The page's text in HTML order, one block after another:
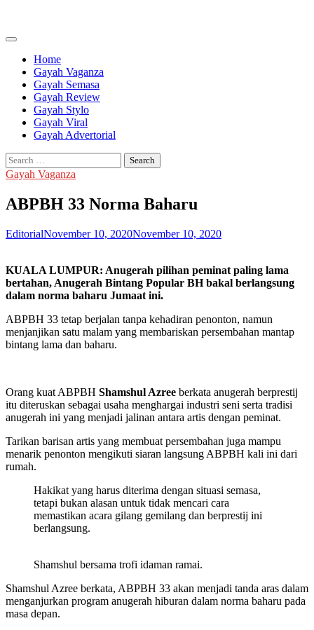
content
Home
Gayah Vaganza
Gayah Semasa
Gayah Review
Gayah Stylo
Gayah Viral
Gayah Advertorial
Search
for:
Gayah Vaganza
ABPBH 33 Norma Baharu
EditorialNovember 10, 2020November 10, 2020
KUALA LUMPUR: Anugerah pilihan peminat paling lama
bertahan, Anugerah Bintang Popular BH bakal berlangsung
dalam norma baharu Jumaat ini.
ABPBH 33 tetap berjalan tanpa kehadiran penonton, namun
menjanjikan satu malam yang membariskan persembahan mantap
bintang lama dan baharu.
Orang kuat ABPBH Shamshul Azree berkata anugerah berprestij
itu diteruskan sebagai usaha menghargai industri seni serta tradisi
anugerah ini yang menjadi jalinan antara artis dengan peminat.
Tarikan barisan artis yang membuat persembahan juga mampu
menarik penonton mengikuti siaran langsung ABPBH kali ini dari
rumah.
Hakikat yang harus diterima dengan situasi semasa,
tetapi bukan alasan untuk tidak mencari cara
memastikan acara gilang gemilang dan berprestij ini
berlangsung.
Shamshul bersama trofi idaman ramai.
Shamshul Azree berkata, ABPBH 33 akan menjadi tanda aras dalam
menganjurkan program anugerah hiburan dalam norma baharu pada
masa depan.